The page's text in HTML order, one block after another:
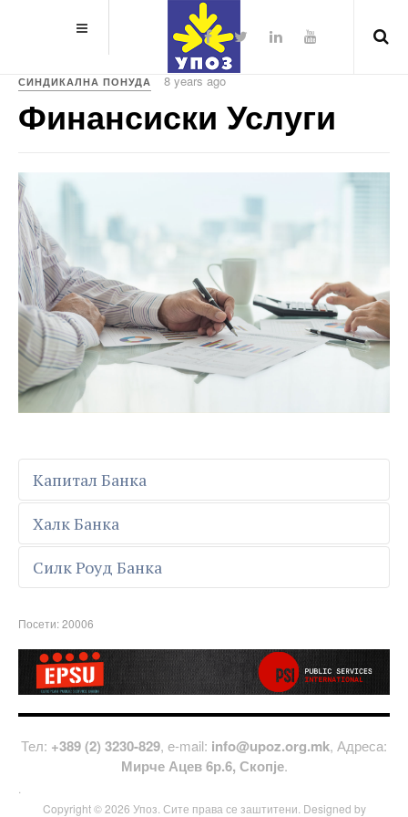
СИНДИКАЛНА ПОНУДА 8 years ago
Финансиски Услуги
Капитал Банка
Халк Банка
Силк Роуд Банка
Посети: 20006
Тел: +389 (2) 3230-829, е-mail: info@upoz.org.mk, Адреса:
Мирче Ацев 6р.6, Скопје.
.
Copyright © 2026 Упоз. Сите права се заштитени. Designed by